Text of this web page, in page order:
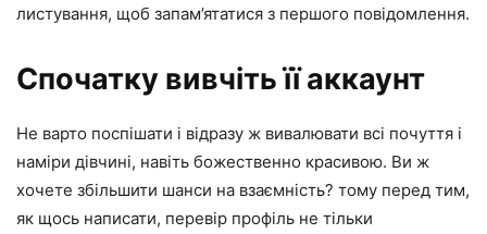
листування, щоб запам’ятатися з першого повідомлення.
Спочатку вивчіть її аккаунт
Не варто поспішати і відразу ж вивалювати всі почуття і
наміри дівчині, навіть божественно красивою. Ви ж
хочете збільшити шанси на взаємність? тому перед тим,
як щось написати, перевір профіль не тільки